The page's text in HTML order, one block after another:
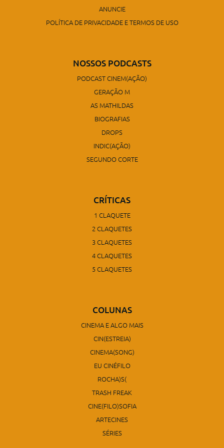
ANUNCIE
POLÍTICA DE PRIVACIDADE E TERMOS DE USO
NOSSOS PODCASTS
PODCAST CINEM(AÇÃO)
GERAÇÃO M
AS MATHILDAS
BIOGRAFIAS
DROPS
INDIC(AÇÃO)
SEGUNDO CORTE
CRÍTICAS
1 CLAQUETE
2 CLAQUETES
3 CLAQUETES
4 CLAQUETES
5 CLAQUETES
COLUNAS
CINEMA E ALGO MAIS
CIN(ESTREIA)
CINEMA(SONG)
EU CINÉFILO
ROCHA)S(
TRASH FREAK
CINE(FILO)SOFIA
ARTECINES
SÉRIES